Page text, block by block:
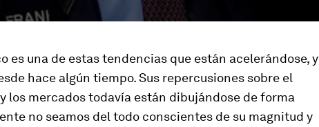
es una de estas tendencias que están acelerándose, y
hace algún tiempo. Sus repercusiones sobre el
los mercados todavía están dibujándose de forma
no seamos del todo conscientes de su magnitud y